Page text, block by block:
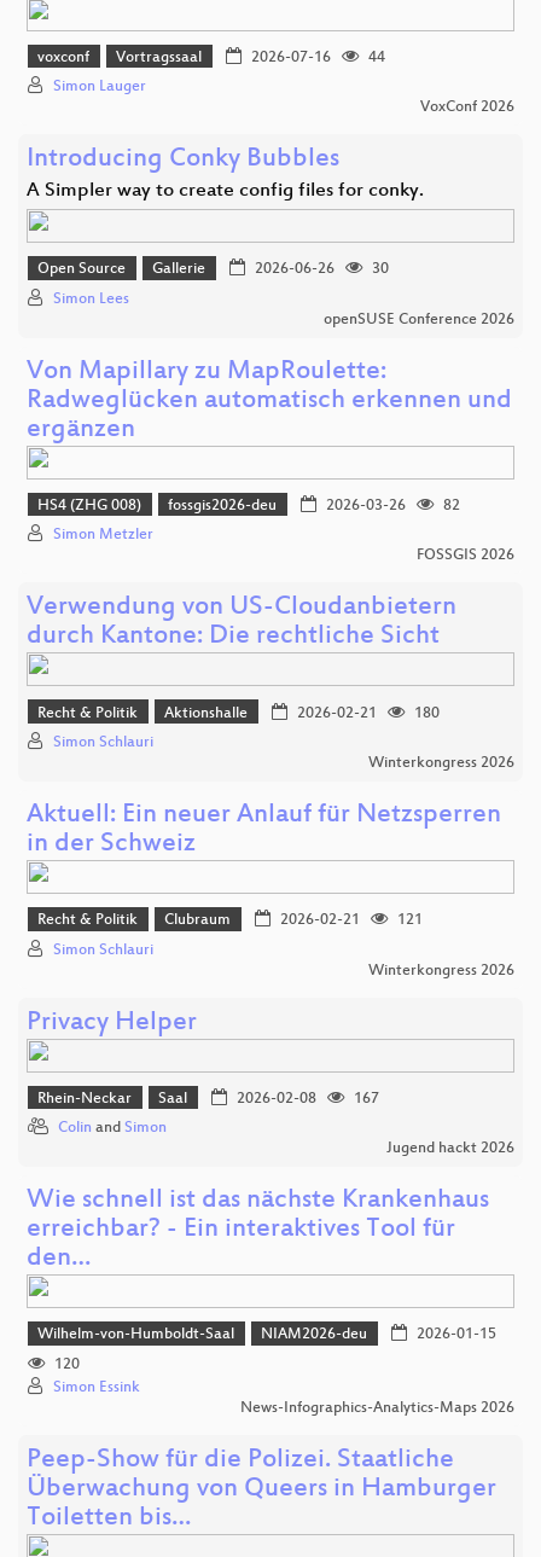
voxconf Vortragssaal 2026-07-16
44
Simon Lauger
VoxConf 2026
Introducing Conky Bubbles
A Simpler way to create config files for conky.
Open Source Gallerie 2026-06-26
30
Simon Lees
openSUSE Conference 2026
Von Mapillary zu MapRoulette:
Radweglücken automatisch erkennen und
ergänzen
HS4 (ZHG 008) fossgis2026-deu 2026-03-26
82
Simon Metzler
FOSSGIS 2026
Verwendung von US-Cloudanbietern
durch Kantone: Die rechtliche Sicht
Recht & Politik Aktionshalle 2026-02-21
180
Simon Schlauri
Winterkongress 2026
Aktuell: Ein neuer Anlauf für Netzsperren
in der Schweiz
Recht & Politik Clubraum 2026-02-21
121
Simon Schlauri
Winterkongress 2026
Privacy Helper
Rhein-Neckar Saal 2026-02-08
167
Colin and Simon
Jugend hackt 2026
Wie schnell ist das nächste Krankenhaus
erreichbar? - Ein interaktives Tool für
den…
Wilhelm-von-Humboldt-Saal NIAM2026-deu
2026-01-15
120
Simon Essink
News-Infographics-Analytics-Maps 2026
Peep-Show für die Polizei. Staatliche
Überwachung von Queers in Hamburger
Toiletten bis…